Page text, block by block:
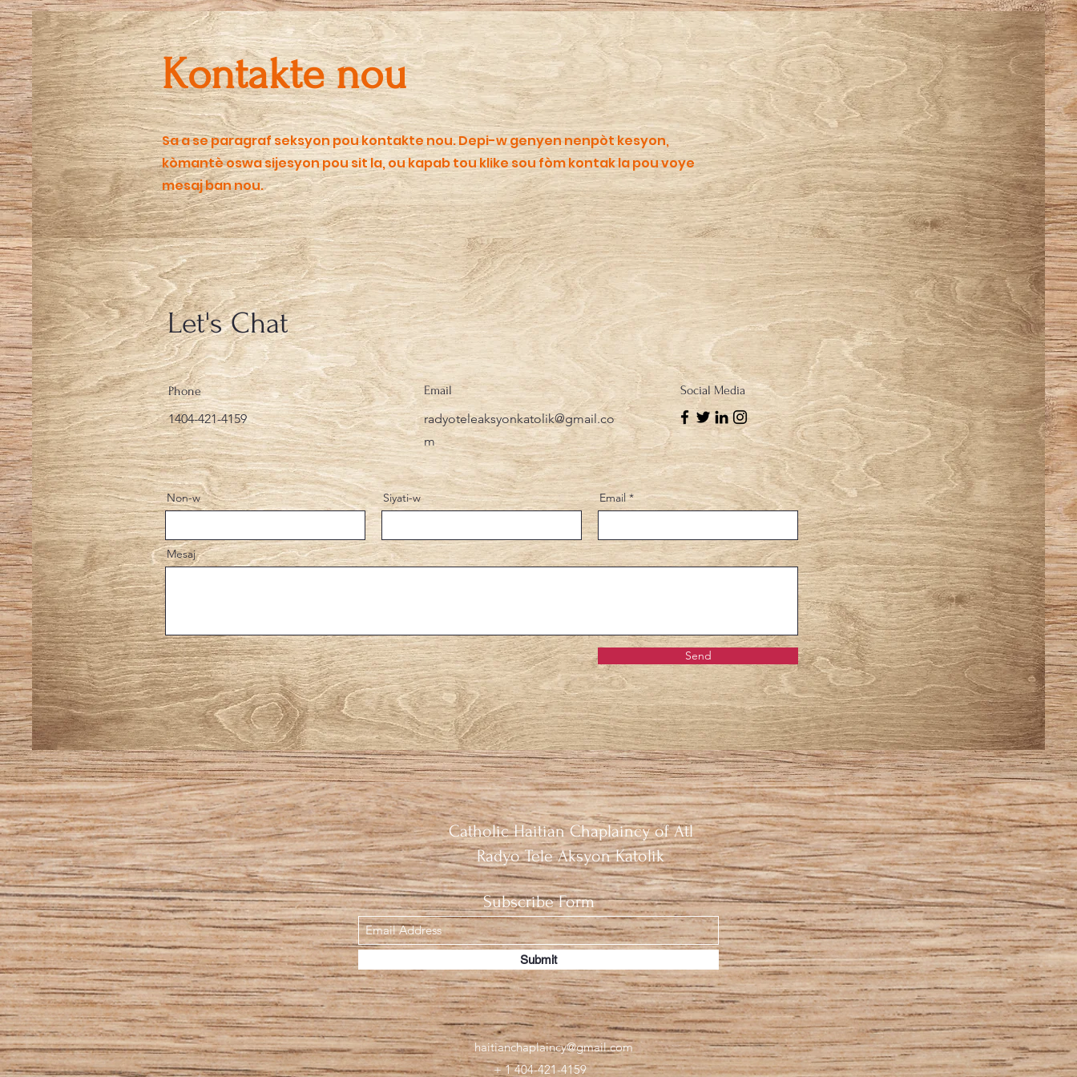
Kontakte nou
Sa a se paragraf seksyon pou kontakte nou. Depi-w genyen nenpòt kesyon,
kòmantè oswa sijesyon pou sit la, ou kapab tou klike sou fòm kontak la pou voye
mesaj ban nou.
Let's Chat
Phone
1404-421-4159
Email
radyoteleaksyonkatolik@gmail.co
m
Social Media
Non-w Siyati-w Email
Mesaj
Send
Catholic Haitian Chaplaincy of Atl
Radyo Tele Aksyon Katolik
Subscribe Form
Submit
haitianchaplaincy@gmail.com
+ 1 404-421-4159